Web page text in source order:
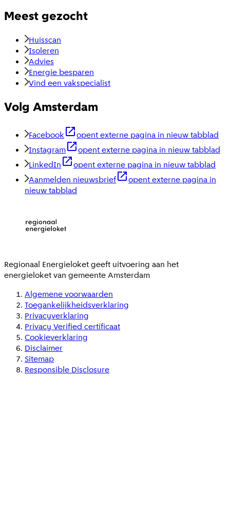
Meest gezocht
Huisscan
Isoleren
Advies
Energie besparen
Vind een vakspecialist
Volg Amsterdam
Facebook
opent externe pagina in nieuw tabblad
Instagram
opent externe pagina in nieuw tabblad
LinkedIn
opent externe pagina in nieuw tabblad
Aanmelden nieuwsbrief
opent externe pagina in
nieuw tabblad
Regionaal Energieloketgeeft uitvoering aan het
energieloket van gemeenteAmsterdam
Algemene voorwaarden
Toegankelijkheidsverklaring
Privacyverklaring
Privacy Verified certificaat
Cookieverklaring
Disclaimer
Sitemap
Responsible Disclosure